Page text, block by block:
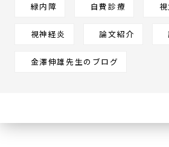
緑内障 自費診療
視神経炎 論文紹介
金澤伸雄先生のブログ